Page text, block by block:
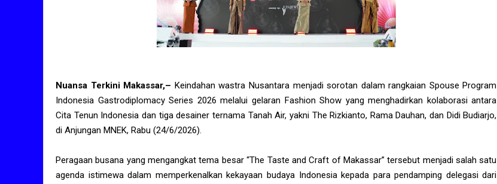
Nuansa Terkini Makassar,– Keindahan wastra Nusantara menjadi sorotan dalam rangkaian Spouse Program
Indonesia Gastrodiplomacy Series 2026 melalui gelaran Fashion Show yang menghadirkan kolaborasi antara
Cita Tenun Indonesia dan tiga desainer ternama Tanah Air, yakni The Rizkianto, Rama Dauhan, dan Didi Budiarjo,
di Anjungan MNEK, Rabu (24/6/2026).
Peragaan busana yang mengangkat tema besar “The Taste and Craft of Makassar” tersebut menjadi salah satu
agenda istimewa dalam memperkenalkan kekayaan budaya Indonesia kepada para pendamping delegasi dari